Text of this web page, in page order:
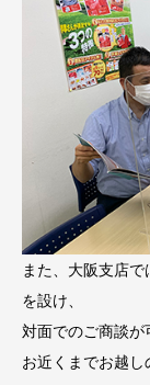
また、大阪支店
を設け、
対面でのご商談
お近くまでお越し